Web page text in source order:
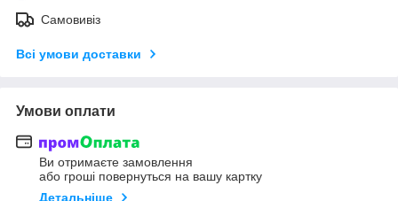
Самовивіз
Всі умови доставки
Умови оплати
Ви отримаєте замовлення
або гроші повернуться на вашу картку
Детальніше